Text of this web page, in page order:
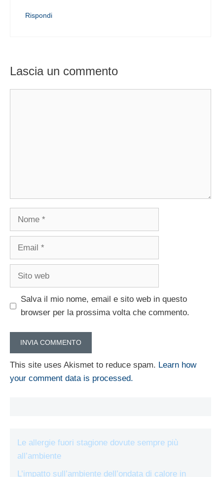
Rispondi
Lascia un commento
Nome
Email
Sito
Salva il mio nome, email e sito web in questo
browser per la prossima volta che commento.
This site uses Akismet to reduce spam. Learn how
your comment data is processed.
Le allergie fuori stagione dovute sempre più
all’ambiente
L’impatto sull’ambiente dell’ondata di calore in